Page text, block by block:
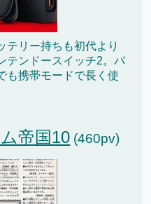
テリー持ちも初代より
テンドースイッチ2。バ
も携帯モードで長く使
帝国10 (460pv)